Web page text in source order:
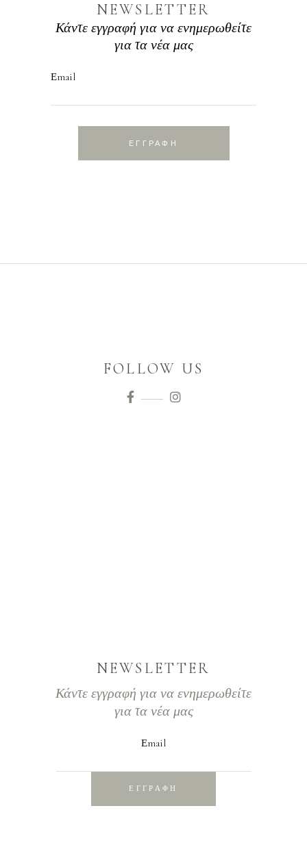
NEWSLETTER
Κάντε εγγραφή για να ενημερωθείτε
για τα νέα μας
Εmail
ΕΓΓΡΑΦΗ
FOLLOW US
NEWSLETTER
Κάντε εγγραφή για να ενημερωθείτε
για τα νέα μας
Εmail
ΕΓΓΡΑΦΗ